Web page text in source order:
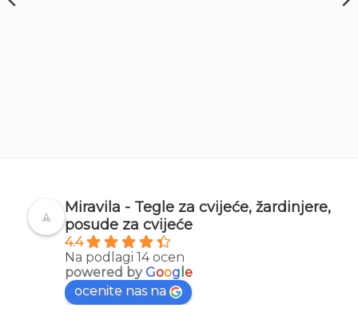
Miravila - Tegle za cvijeće, žardinjere,
posude za cvijeće
4.4
Na podlagi 14 ocen
powered byGoog e
ocenite nas na